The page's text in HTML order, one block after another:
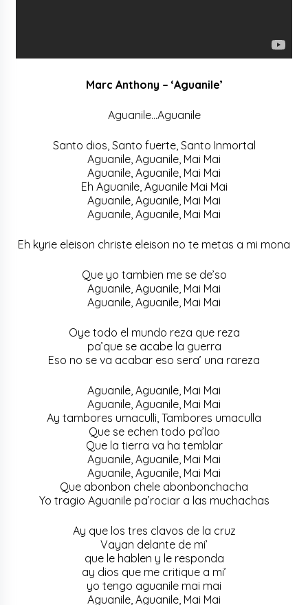
Marc Anthony – ‘Aguanile’
Aguanile…Aguanile
Santo dios, Santo fuerte, Santo Inmortal
Aguanile, Aguanile, Mai Mai
Aguanile, Aguanile, Mai Mai
Eh Aguanile, Aguanile Mai Mai
Aguanile, Aguanile, Mai Mai
Aguanile, Aguanile, Mai Mai
Eh kyrie eleison christe eleison no te metas a mi mona
Que yo tambien me se de’so
Aguanile, Aguanile, Mai Mai
Aguanile, Aguanile, Mai Mai
Oye todo el mundo reza que reza
pa’que se acabe la guerra
Eso no se va acabar eso sera’ una rareza
Aguanile, Aguanile, Mai Mai
Aguanile, Aguanile, Mai Mai
Ay tambores umaculli, Tambores umaculla
Que se echen todo pa’lao
Que la tierra va ha temblar
Aguanile, Aguanile, Mai Mai
Aguanile, Aguanile, Mai Mai
Que abonbon chele abonbonchacha
Yo tragio Aguanile pa’rociar a las muchachas
Ay que los tres clavos de la cruz
Vayan delante de mi’
que le hablen y le responda
ay dios que me critique a mi’
yo tengo aguanile mai mai
Aguanile, Aguanile, Mai Mai